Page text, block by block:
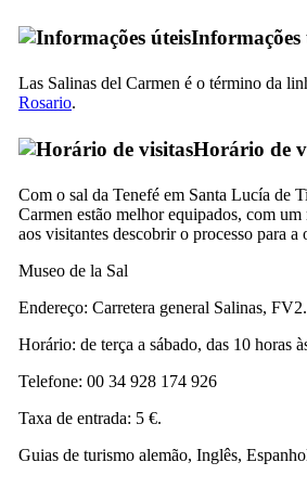
Informações
Las Salinas del Carmen é o término da
Rosario.
Horário de
Com o sal da Tenefé em Santa Lucía de
Carmen estão melhor equipados, com
aos visitantes descobrir o processo para a
Museo de la Sal
Endereço: Carretera general Salinas,
Horário: de terça a sábado, das 10 horas
Telefone: 00 34 928 174 926
Taxa de entrada: 5 €.
Guias de turismo alemão, Inglês,